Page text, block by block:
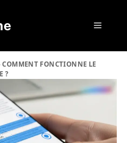
Menu
COMMENT FONCTIONNE LE
?